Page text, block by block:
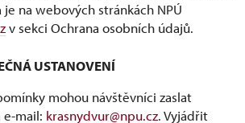
je na webových stránkách NPÚ
v sekci Ochrana osobních údajů.
USTANOVENÍ
mohou návštěvníci zaslat
e-mail: krasnydvur@npu.cz. Vyjádřit